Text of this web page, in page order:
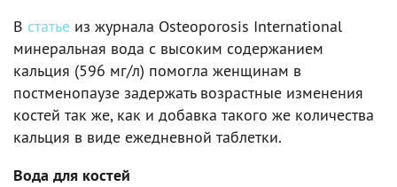
В статье из журнала Osteoporosis International
минеральная вода с высоким содержанием
кальция (596 мг/л) помогла женщинам в
постменопаузе задержать возрастные изменения
костей так же, как и добавка такого же количества
кальция в виде ежедневной таблетки.
Вода для костей